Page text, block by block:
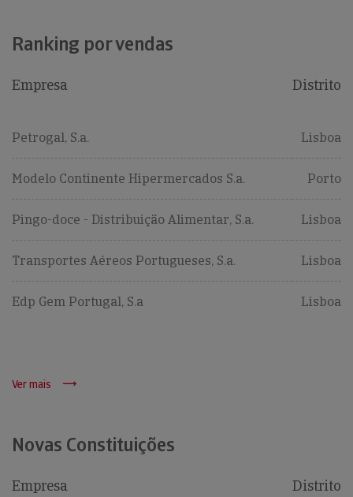
Ranking por vendas
Empresa Distrito
Petrogal, S.a. Lisboa
Modelo Continente Hipermercados S.a. Porto
Pingo-doce - Distribuição Alimentar, S.a. Lisboa
Transportes Aéreos Portugueses, S.a. Lisboa
Edp Gem Portugal, S.a Lisboa
Ver mais
Novas Constituições
Empresa Distrito